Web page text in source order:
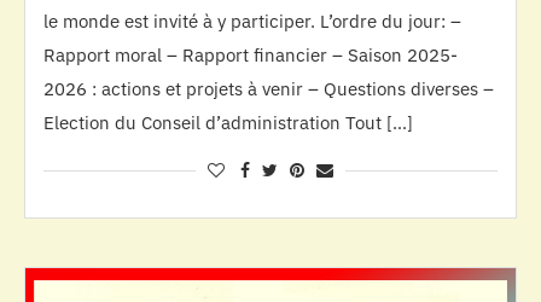
le monde est invité à y participer. L’ordre du jour: –
Rapport moral – Rapport financier – Saison 2025-
2026 : actions et projets à venir – Questions diverses –
Election du Conseil d’administration Tout […]